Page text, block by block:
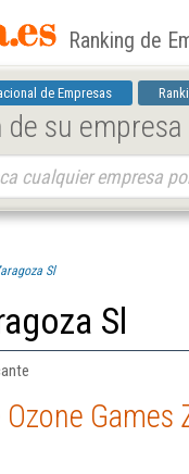
Ranking de
de Empresas
su
Sl
Sl
Games